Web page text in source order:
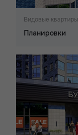
Видовые квартиры
Планировки